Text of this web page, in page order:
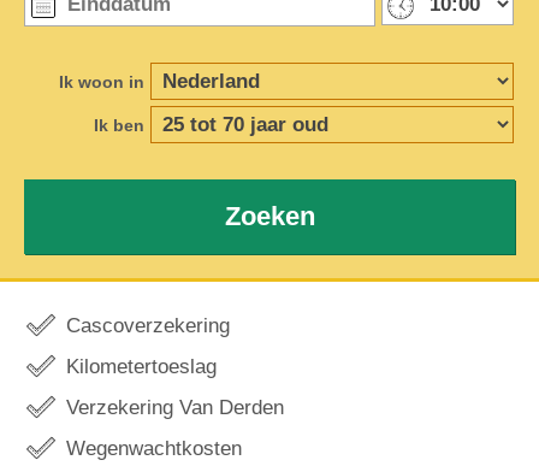
Ik woon in
Ik ben
Zoeken
Cascoverzekering
Kilometertoeslag
Verzekering Van Derden
Wegenwachtkosten